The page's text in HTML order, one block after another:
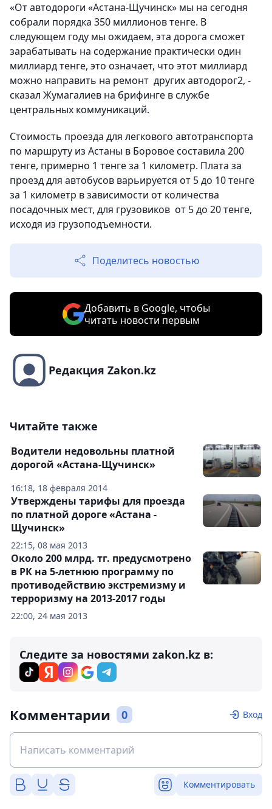
«От автодороги «Астана-Щучинск» мы на сегодня
собрали порядка 350 миллионов тенге. В
следующем году мы ожидаем, эта дорога сможет
зарабатывать на содержание практически один
миллиард тенге, это означает, что этот миллиард
можно направить на ремонт других автодорог2, -
сказал Жумагалиев на брифинге в службе
центральных коммуникаций.
Стоимость проезда для легкового автотранспорта
по маршруту из Астаны в Боровое составила 200
тенге, примерно 1 тенге за 1 километр. Плата за
проезд для автобусов варьируется от 5 до 10 тенге
за 1 километр в зависимости от количества
посадочных мест, для грузовиков от 5 до 20 тенге,
исходя из грузоподъемности.
Поделитесь новостью
Добавить в Google, чтобы
читать новости первым
Редакция Zakon.kz
Читайте также
16:18, 18 февраля 2014
Водители недовольны платной
дорогой «Астана-Щучинск»
22:15, 08 мая 2013
Утверждены тарифы для проезда
по платной дороге «Астана -
Щучинск»
22:00, 24 мая 2013
Около 200 млрд. тг. предусмотрено
в РК на 5-летнюю программу по
противодействию экстремизму и
терроризму на 2013-2017 годы
Следите за новостями zakon.kz в:
Комментарии 0 Вход
Комментировать